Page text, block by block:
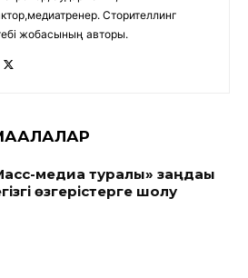
Сторителлинг
жобасының авторы.
медиа туралы» заңдағы
өзгерістерге шолу